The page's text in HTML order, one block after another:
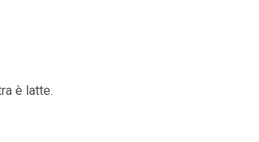
è latte.